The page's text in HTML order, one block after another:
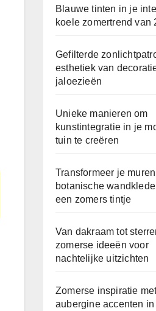
Blauwe tinten in je
koele zomertrend van
Gefilterde
esthetiek van
jaloezieën
Unieke manieren om
kunstintegratie in je
tuin te creëren
Transformeer je
botanische
een zomers tintje
Van dakraam tot
zomerse ideeën voor
nachtelijke uitzichten
Zomerse inspiratie
aubergine accenten in